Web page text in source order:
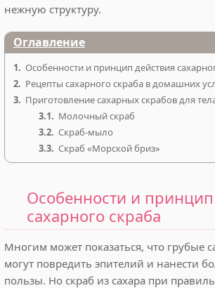
нежную структуру.
Оглавление
1. Особенности и принцип действия
2. Рецепты сахарного скраба в домашних
3. Приготовление сахарных скрабов для
3.1. Молочный скраб
3.2. Скраб-мыло
3.3. Скраб «Морской бриз»
Особенности и принцип
сахарного скраба
Многим может показаться, что грубые
могут повредить эпителий и нанести
пользы. Но скраб из сахара при